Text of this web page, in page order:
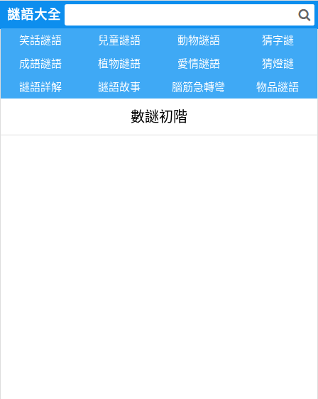
謎語大全
笑話謎語 兒童謎語 動物謎語
猜字謎
成語謎語
植物謎語 愛情謎語
猜燈謎
謎語詳解
謎語故事 腦筋急轉彎 物品謎語
數謎初階